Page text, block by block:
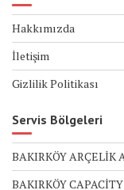
Hakkımızda
İletişim
Gizlilik Politikası
Servis Bölgeleri
BAKIRKÖY ARÇELİK
BAKIRKÖY